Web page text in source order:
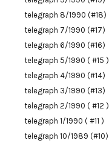
telegraph 8/1990 (#18)
telegraph 7/1990 (#17)
telegraph 6/1990 (#16)
telegraph 5/1990 ( #15 )
telegraph 4/1990 (#14)
telegraph 3/1990 (#13)
telegraph 2/1990 ( #12 )
telegraph 1/1990 ( #11 )
telegraph 10/1989 (#10)